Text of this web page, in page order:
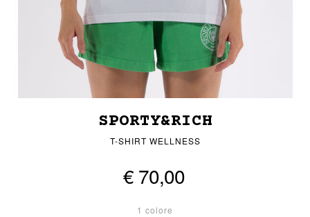
SPORTY&RICH
T-SHIRT WELLNESS
€ 70,00
1 colore